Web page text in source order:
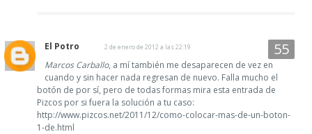
El Potro 2 de enero de 2012 a las 22:19
Marcos Carballo, a mí también me desaparecen de vez en
cuando y sin hacer nada regresan de nuevo. Falla mucho el
botón de por sí, pero de todas formas mira esta entrada de
Pizcos por si fuera la solución a tu caso:
http://www.pizcos.net/2011/12/como-colocar-mas-de-un-boton-
1-de.html